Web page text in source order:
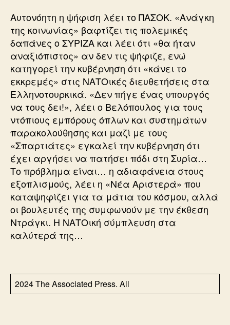
Αυτονόητη η ψήφιση λέει το ΠΑΣΟΚ. «Ανάγκη
της κοινωνίας» βαφτίζει τις πολεμικές
δαπάνες ο ΣΥΡΙΖΑ και λέει ότι «θα ήταν
αναξιόπιστος» αν δεν τις ψήφιζε, ενώ
κατηγορεί την κυβέρνηση ότι «κάνει το
εκκρεμές» στις ΝΑΤΟικές διευθετήσεις στα
Ελληνοτουρκικά. «Δεν πήγε ένας υπουργός
να τους δει!», λέει ο Βελόπουλος για τους
ντόπιους εμπόρους όπλων και συστημάτων
παρακολούθησης και μαζί με τους
«Σπαρτιάτες» εγκαλεί την κυβέρνηση ότι
έχει αργήσει να πατήσει πόδι στη Συρία…
Το πρόβλημα είναι… η αδιαφάνεια στους
εξοπλισμούς, λέει η «Νέα Αριστερά» που
καταψηφίζει για τα μάτια του κόσμου, αλλά
οι βουλευτές της συμφωνούν με την έκθεση
Ντράγκι. Η ΝΑΤΟική σύμπλευση στα
καλύτερά της…
2024 The Associated Press. All